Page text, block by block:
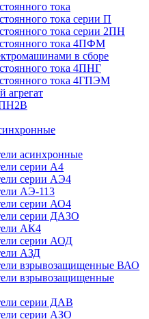
тока
тока серии П
тока серии 2ПН
тока 4ПФМ
в сборе
тока 4ПНГ
тока 4ГПЭМ
асинхронные
серии А4
серии АЭ4
АЭ-113
серии АО4
серии ДАЗО
АК4
серии АОД
АЗД
взрывозащищенные ВАО
взрывозащищенные
серии ДАВ
серии АЗО